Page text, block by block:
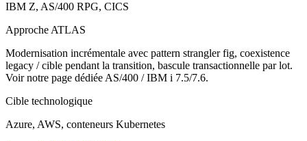
IBM Z, AS/400 RPG, CICS
Approche ATLAS
Modernisation incrémentale avec pattern strangler fig, coexistence
legacy / cible pendant la transition, bascule transactionnelle par lot.
Voir notre page dédiée AS/400 / IBM i 7.5/7.6.
Cible technologique
Azure, AWS, conteneurs Kubernetes